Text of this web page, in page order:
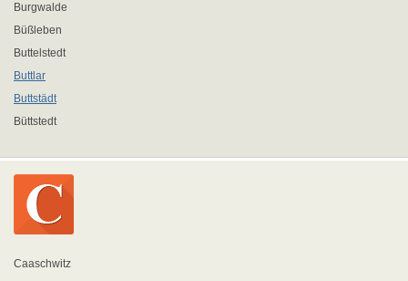
Burgwalde
Büßleben
Buttelstedt
Buttlar
Buttstädt
Büttstedt
Caaschwitz